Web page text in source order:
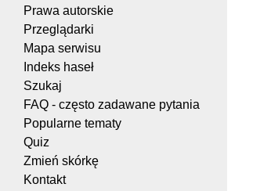
Prawa autorskie
Przeglądarki
Mapa serwisu
Indeks haseł
Szukaj
FAQ - często zadawane pytania
Popularne tematy
Quiz
Zmień skórkę
Kontakt